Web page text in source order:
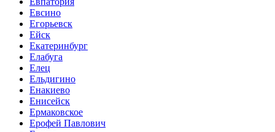
Евсино
Егорьевск
Ейск
Екатеринбург
Елабуга
Елец
Ельдигино
Енакиево
Енисейск
Ермаковское
Ерофей Павлович